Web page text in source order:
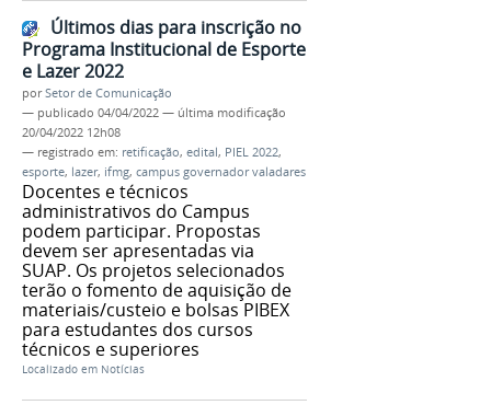
Últimos dias para inscrição no
Programa Institucional de Esporte
e Lazer 2022
porSetor de Comunicação
— publicado 04/04/2022 — última modificação
20/04/2022 12h08
— registrado em: retificação, edital, PIEL 2022,
esporte, lazer, ifmg, campus governador valadares
Docentes e técnicos
administrativos do Campus
podem participar. Propostas
devem ser apresentadas via
SUAP. Os projetos selecionados
terão o fomento de aquisição de
materiais/custeio e bolsas PIBEX
para estudantes dos cursos
técnicos e superiores
Localizado em Notícias